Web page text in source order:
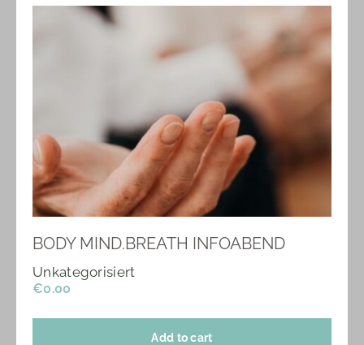
BODY MIND.BREATH INFOABEND
Unkategorisiert
€0.00
Add to cart